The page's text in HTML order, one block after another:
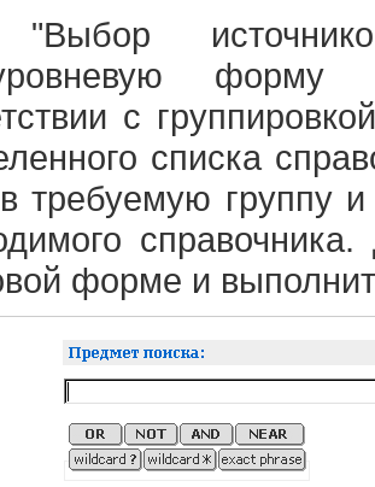
форму
с
списка
требуемую группу и
форме и